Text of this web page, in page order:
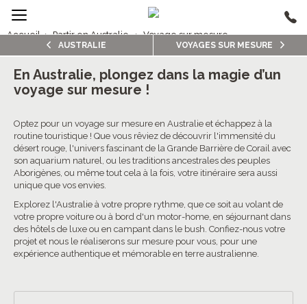
Accueil› Partir en Australie› Voyage sur mesure
1/5
Voyages sur mesure Australie
4.8/5 (36 avis clients)
En Australie, plongez dans la magie d’un
voyage sur mesure !
Optez pour un voyage sur mesure en Australie et échappez à la
routine touristique ! Que vous rêviez de découvrir l'immensité du
désert rouge, l'univers fascinant de la Grande Barrière de Corail avec
son aquarium naturel, ou les traditions ancestrales des peuples
Aborigènes, ou même tout cela à la fois, votre itinéraire sera aussi
unique que vos envies.
Explorez l'Australie à votre propre rythme, que ce soit au volant de
votre propre voiture ou à bord d'un motor-home, en séjournant dans
des hôtels de luxe ou en campant dans le bush. Confiez-nous votre
projet et nous le réaliserons sur mesure pour vous, pour une
expérience authentique et mémorable en terre australienne.
AUSTRALIE VOYAGES SUR MESURE